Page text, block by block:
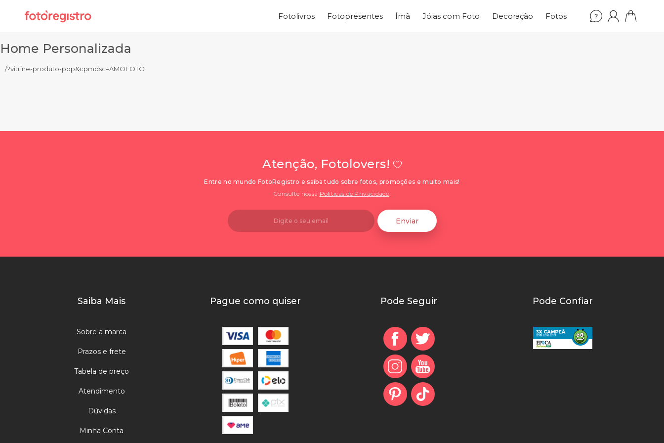
Fotolivros Fotopresentes Ímã Jóias com Foto Decoração Fotos
Home Personalizada
/?vitrine-produto-pop&cpmdsc=AMOFOTO
Atenção, Fotolovers!
Entre no mundo FotoRegistro e saiba tudo sobre fotos, promoções e muito mais!
Consulte nossa Políticas de Privacidade.
Enviar
Saiba Mais
Sobre a marca
Prazos e frete
Tabela de preço
Atendimento
Dúvidas
Minha Conta
Pague como quiser Pode Seguir Pode Confiar